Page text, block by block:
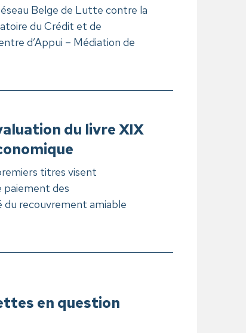
Belge de Lutte contre la
du Crédit et de
d’Appui – Médiation de
du livre XIX
titres visent
des
recouvrement amiable
en question